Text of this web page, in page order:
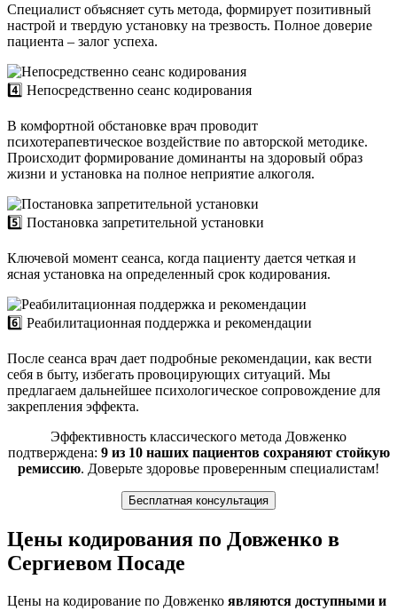
Специалист объясняет суть метода, формирует позитивный
настрой и твердую установку на трезвость. Полное доверие
пациента – залог успеха.
4️⃣ Непосредственно сеанс кодирования
В комфортной обстановке врач проводит
психотерапевтическое воздействие по авторской методике.
Происходит формирование доминанты на здоровый образ
жизни и установка на полное неприятие алкоголя.
5️⃣ Постановка запретительной установки
Ключевой момент сеанса, когда пациенту дается четкая и
ясная установка на определенный срок кодирования.
6️⃣ Реабилитационная поддержка и рекомендации
После сеанса врач дает подробные рекомендации, как вести
себя в быту, избегать провоцирующих ситуаций. Мы
предлагаем дальнейшее психологическое сопровождение для
закрепления эффекта.
Эффективность классического метода Довженко
подтверждена: 9 из 10 наших пациентов сохраняют стойкую
ремиссию. Доверьте здоровье проверенным специалистам!
Бесплатная консультация
Цены кодирования по Довженко в
Сергиевом Посаде
Цены на кодирование по Довженко являются доступными и